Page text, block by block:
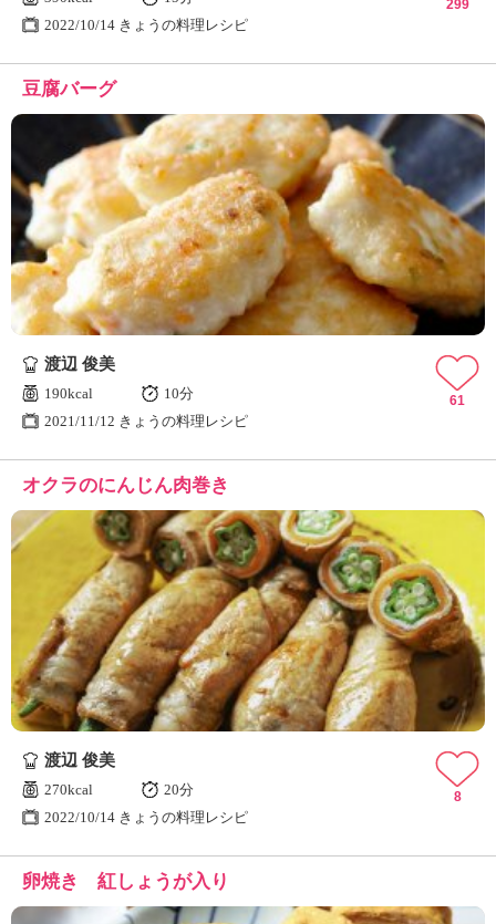
2022/10/14 きょうの料理レシピ
299
豆腐バーグ
渡辺 俊美
190kcal
10分
2021/11/12 きょうの料理レシピ
61
オクラのにんじん肉巻き
渡辺 俊美
270kcal
20分
2022/10/14 きょうの料理レシピ
8
卵焼き 紅しょうが入り